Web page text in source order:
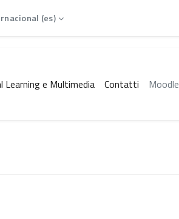
‎(es)‎
e Multimedia Contatti Moodle